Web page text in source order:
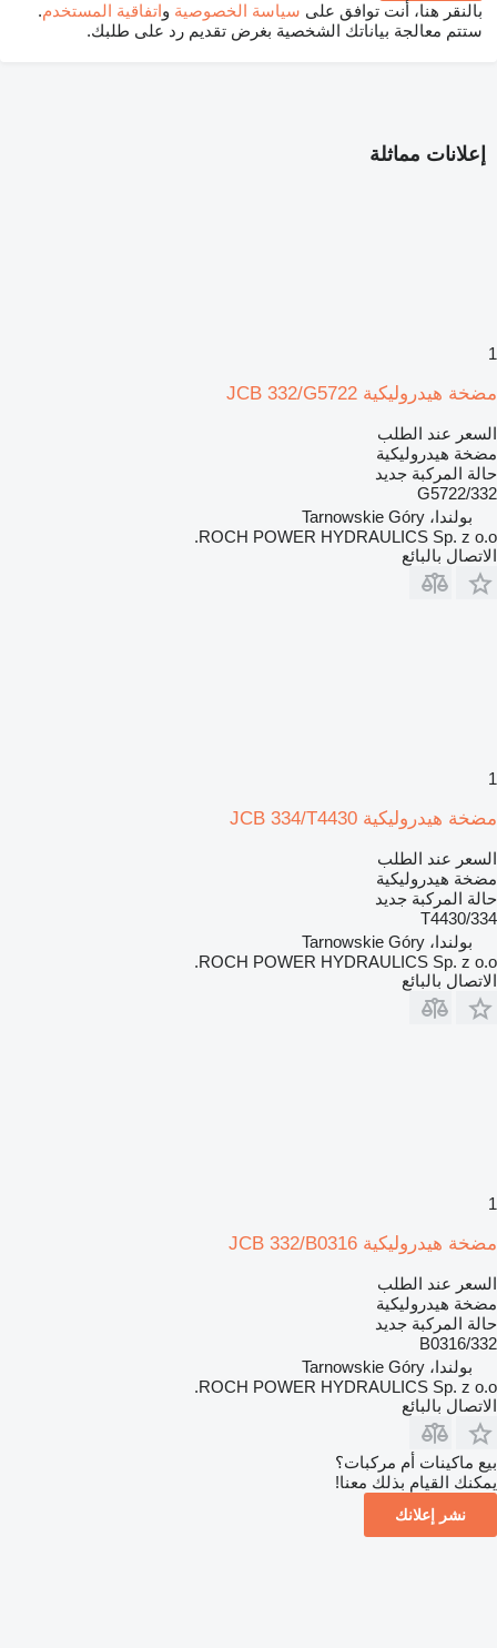
بالنقر هنا، أنت توافق على سياسة الخصوصية واتفاقية المستخدم.
ستتم معالجة بياناتك الشخصية بغرض تقديم رد على طلبك.
إعلانات مماثلة
1
مضخة هيدروليكية JCB 332/G5722
السعر عند الطلب
مضخة هيدروليكية
حالة المركبة جديد
332/G5722
بولندا، Tarnowskie Góry
ROCH POWER HYDRAULICS Sp. z o.o.
الاتصال بالبائع
1
مضخة هيدروليكية JCB 334/T4430
السعر عند الطلب
مضخة هيدروليكية
حالة المركبة جديد
334/T4430
بولندا، Tarnowskie Góry
ROCH POWER HYDRAULICS Sp. z o.o.
الاتصال بالبائع
1
مضخة هيدروليكية JCB 332/B0316
السعر عند الطلب
مضخة هيدروليكية
حالة المركبة جديد
332/B0316
بولندا، Tarnowskie Góry
ROCH POWER HYDRAULICS Sp. z o.o.
الاتصال بالبائع
بيع ماكينات أم مركبات؟
يمكنك القيام بذلك معنا!
نشر إعلانك